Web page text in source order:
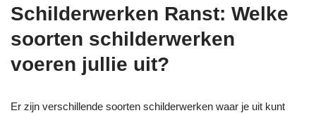
Schilderwerken Ranst: Welke
soorten schilderwerken
voeren jullie uit?
Er zijn verschillende soorten schilderwerken waar je uit kunt